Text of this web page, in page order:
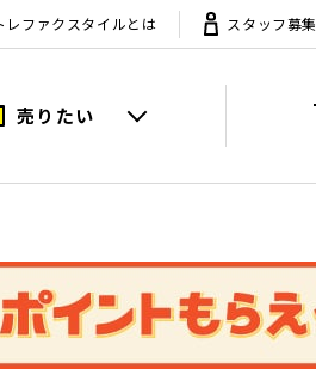
レファクスタイルとは スタッフ募集
売りたい